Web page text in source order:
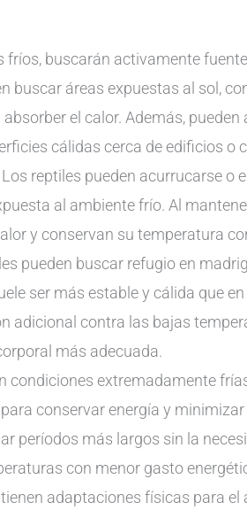
fríos, buscarán activamente
buscar áreas expuestas al sol,
el calor. Además, pueden
cálidas cerca de edificios o
Los reptiles pueden acurrucarse o
al ambiente frío. Al
y conservan su temperatura
pueden buscar refugio en
ser más estable y cálida que en
adicional contra las bajas
más adecuada.
condiciones extremadamente
conservar energía y minimizar
períodos más largos sin la
con menor gasto
adaptaciones físicas para el